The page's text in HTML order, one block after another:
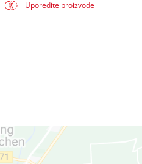
Uporedite proizvode